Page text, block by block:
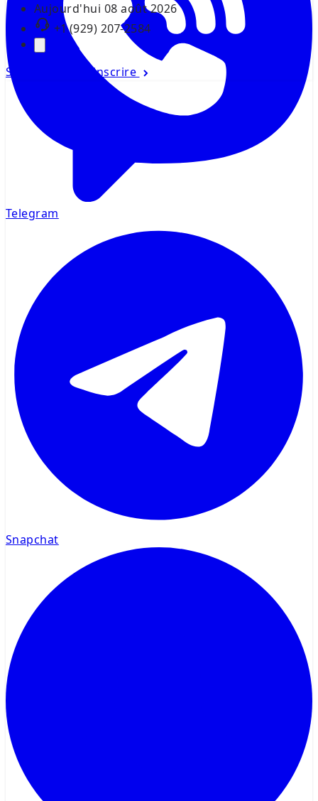
Aujourd'hui 08 août 2026
+1 (929) 207-2584
Se connecter S'inscrire
Telegram
Snapchat